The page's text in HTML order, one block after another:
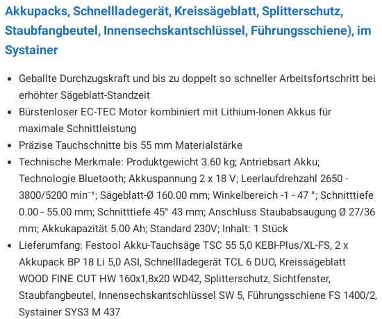
Akkupacks, Schnellladegerät, Kreissägeblatt, Splitterschutz,
Staubfangbeutel, Innensechskantschlüssel, Führungsschiene), im
Systainer
Geballte Durchzugskraft und bis zu doppelt so schneller Arbeitsfortschritt bei
erhöhter Sägeblatt-Standzeit
Bürstenloser EC-TEC Motor kombiniert mit Lithium-Ionen Akkus für
maximale Schnittleistung
Präzise Tauchschnitte bis 55 mm Materialstärke
Technische Merkmale: Produktgewicht 3.60 kg; Antriebsart Akku;
Technologie Bluetooth; Akkuspannung 2 x 18 V; Leerlaufdrehzahl 2650 -
3800/5200 min⁻¹; Sägeblatt-Ø 160.00 mm; Winkelbereich -1 - 47 °; Schnitttiefe
0.00 - 55.00 mm; Schnitttiefe 45° 43 mm; Anschluss Staubabsaugung Ø 27/36
mm; Akkukapazität 5.00 Ah; Standard 230V; Inhalt: 1 Stück
Lieferumfang: Festool Akku-Tauchsäge TSC 55 5,0 KEBI-Plus/XL-FS, 2 x
Akkupack BP 18 Li 5,0 ASI, Schnellladegerät TCL 6 DUO, Kreissägeblatt
WOOD FINE CUT HW 160x1,8x20 WD42, Splitterschutz, Sichtfenster,
Staubfangbeutel, Innensechskantschlüssel SW 5, Führungsschiene FS 1400/2,
Systainer SYS3 M 437